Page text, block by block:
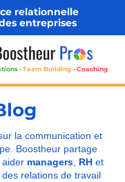
relationnelle
entreprises
-Team Building -Coaching
la communication et
Boostheur partage
aider managers RH et
relations de travail